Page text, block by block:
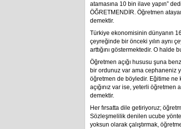
atamasına 10 bin ilave yapın”
ÖĞRETMENDİR. Öğretmen
demektir.
Türkiye ekonomisinin dünyanın
çeyreğinde bir önceki yılın aynı
arttığını göstermektedir. O halde
Öğretmen açığı hususu şuna
bir ordunuz var ama cephaneniz
öğretmen de böyledir. Eğitime ne
açığınız var ise, yeterli
demektir.
Her fırsatta dile getiriyoruz;
Sözleşmelilik denilen ucube
yoksun olarak çalıştırmak,